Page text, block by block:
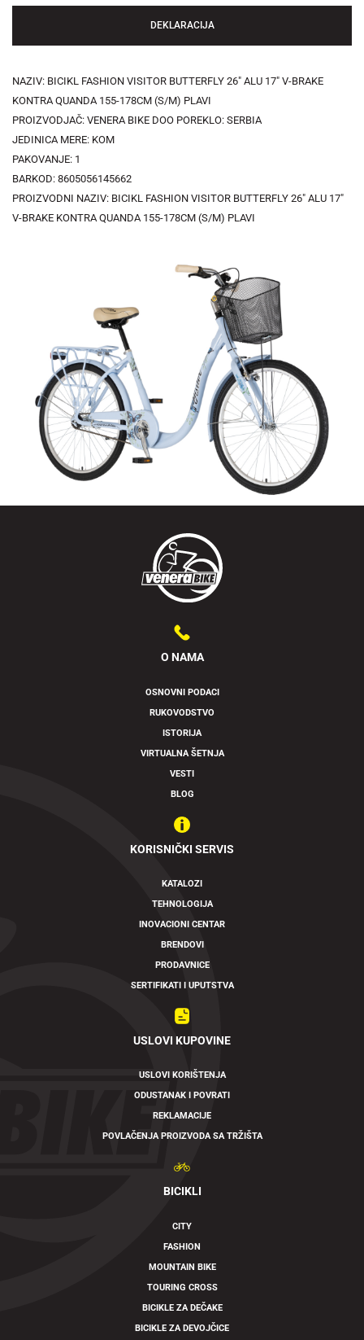
DEKLARACIJA
NAZIV: BICIKL FASHION VISITOR BUTTERFLY 26" ALU 17" V-BRAKE
KONTRA QUANDA 155-178CM (S/M) PLAVI
PROIZVODJAČ: VENERA BIKE DOO POREKLO: SERBIA
JEDINICA MERE: KOM
PAKOVANJE: 1
BARKOD: 8605056145662
PROIZVODNI NAZIV: BICIKL FASHION VISITOR BUTTERFLY 26" ALU 17"
V-BRAKE KONTRA QUANDA 155-178CM (S/M) PLAVI
O NAMA
OSNOVNI PODACI
RUKOVODSTVO
ISTORIJA
VIRTUALNA ŠETNJA
VESTI
BLOG
KORISNIČKI SERVIS
KATALOZI
TEHNOLOGIJA
INOVACIONI CENTAR
BRENDOVI
PRODAVNICE
SERTIFIKATI I UPUTSTVA
USLOVI KUPOVINE
USLOVI KORIŠTENJA
ODUSTANAK I POVRATI
REKLAMACIJE
POVLAČENJA PROIZVODA SA TRŽIŠTA
BICIKLI
CITY
FASHION
MOUNTAIN BIKE
TOURING CROSS
BICIKLE ZA DEČAKE
BICIKLE ZA DEVOJČICE